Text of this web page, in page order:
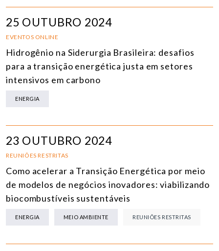
25 OUTUBRO 2024
EVENTOS ONLINE
Hidrogênio na Siderurgia Brasileira: desafios
para a transição energética justa em setores
intensivos em carbono
ENERGIA
23 OUTUBRO 2024
REUNIÕES RESTRITAS
Como acelerar a Transição Energética por meio
de modelos de negócios inovadores: viabilizando
biocombustíveis sustentáveis
ENERGIA MEIO AMBIENTE REUNIÕES RESTRITAS